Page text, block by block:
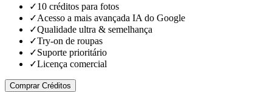
✓10 créditos para fotos
✓Acesso a mais avançada IA do Google
✓Qualidade ultra & semelhança
✓Try-on de roupas
✓Suporte prioritário
✓Licença comercial
Comprar Créditos